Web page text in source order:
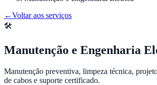
←Voltar aos serviços
🛠️
Manutenção e Engenharia
Manutenção preventiva, limpeza técnica,
de cabos e suporte certificado.